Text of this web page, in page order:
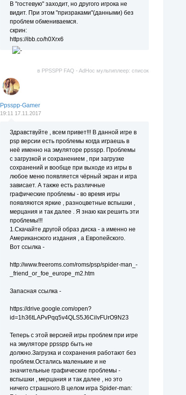
В "гостевую" заходит, но другого игрока не
видит. При этом "призраками"(данными) без
проблем обмениваемся.
скрин:
https://ibb.co/h0Xrx6
в PPSSPP FAQ - AdHoc мультиплеер: список
Ppsspp-Gamer
19:11 17.11.2017
Здравствуйте , всем привет!!! В данной игре в
psp версии есть проблемы когда играешь в
неё именно на эмуляторе ppsspp. Проблемы
с загрузкой и сохранением , при загрузке
сохранений и вообще при выходе из игры в
любое меню появляется чёрный экран и игра
зависает. А также есть различные
графические проблемы - во время игры
появляются яркие , разноцветные вспышки ,
мерцания и так далее . Я знаю как решить эти
проблемы!!!
1.Скачайте другой образ диска - а именно не
Американского издания , а Европейского.
Вот ссылка -
http://www.freeroms.com/roms/psp/spider-man_-
_friend_or_foe_europe_m2.htm
Запасная ссылка -
https://drive.google.com/open?
id=1h36tLAPvPqq5v4QLS5J6CilvFUrO9N23
Теперь с этой версией игры проблем при игре
на эмуляторе ppsspp быть не
должно.Загрузка и сохранения работают без
проблем.Остались маленькие и не
значительные графические проблемы -
вспышки , мерцания и так далее , но это
ничего страшного.В целом игра Spider-man: